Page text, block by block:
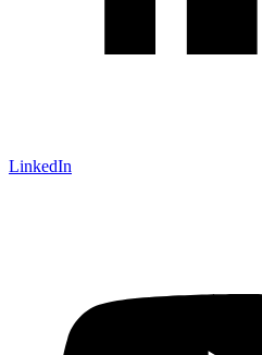
LinkedIn